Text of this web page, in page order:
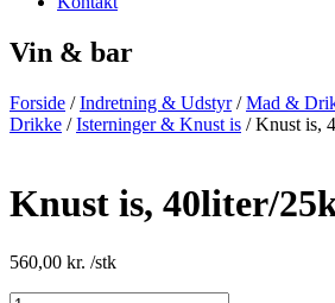
Vin & bar
Forside /Indretning & Udstyr/Mad &
Drikke /Isterninger & Knust is / Knust is,
Knust is, 40liter/
560,00 kr. /stk